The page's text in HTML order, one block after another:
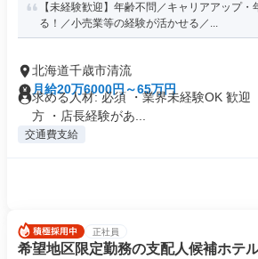
【未経験歓迎】年齢不問／キャリアアップ
る！／小売業等の経験が活かせる／...
北海道千歳市清流
月給20万6000円～65万円
求める人材: 必須 ・業界未経験OK 歓迎
方 ・店長経験があ...
交通費支給
正社員
希望地区限定勤務の支配人候補ホテ